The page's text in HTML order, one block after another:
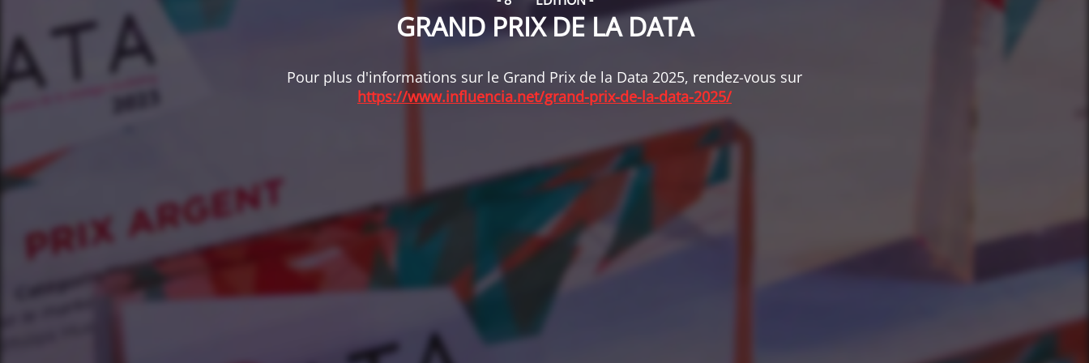
GRAND PRIX DE LA DATA
Pour plus d'informations sur le Grand Prix de la Data 2025, rendez-vous sur
https://www.influencia.net/grand-prix-de-la-data-2025/